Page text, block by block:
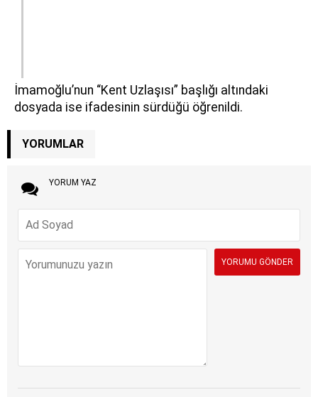
İmamoğlu’nun “Kent Uzlaşısı” başlığı altındaki
dosyada ise ifadesinin sürdüğü öğrenildi.
YORUMLAR
YORUM YAZ